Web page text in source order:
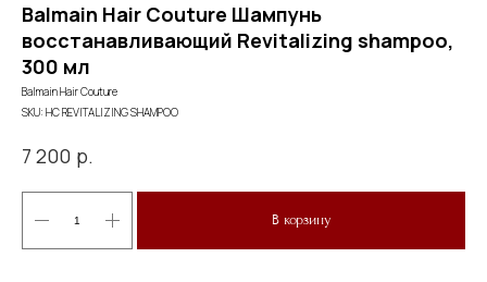
Balmain Hair Couture Шампунь
восстанавливающий Revitalizing shampoo,
300 мл
Balmain Hair Couture
SKU: HC REVITALIZING SHAMPOO
7 200 р.
В корзину